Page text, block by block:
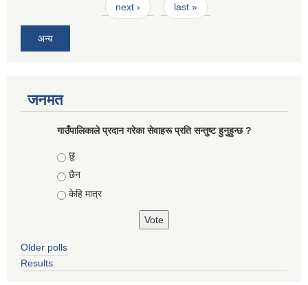
next › last »
अन्य
जनमत
गाउँपालिकाले प्रदान गरेका सेवाहरू प्रति सन्तुष्ट हुनुहुन्छ ?
Choices
छु
छैन
केहि मात्र
Older polls
Results